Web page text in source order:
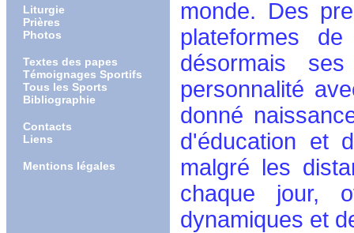
Liturgie
Prières
Photos
Textes des papes
Témoignages Sportifs
Tous les Sports
Bibliographie
Contacts
Liens
Mentions légales
monde. Des
plateformes
désormais
personnalité
donné
d'éducation et
malgré les
chaque jour,
dynamiques et